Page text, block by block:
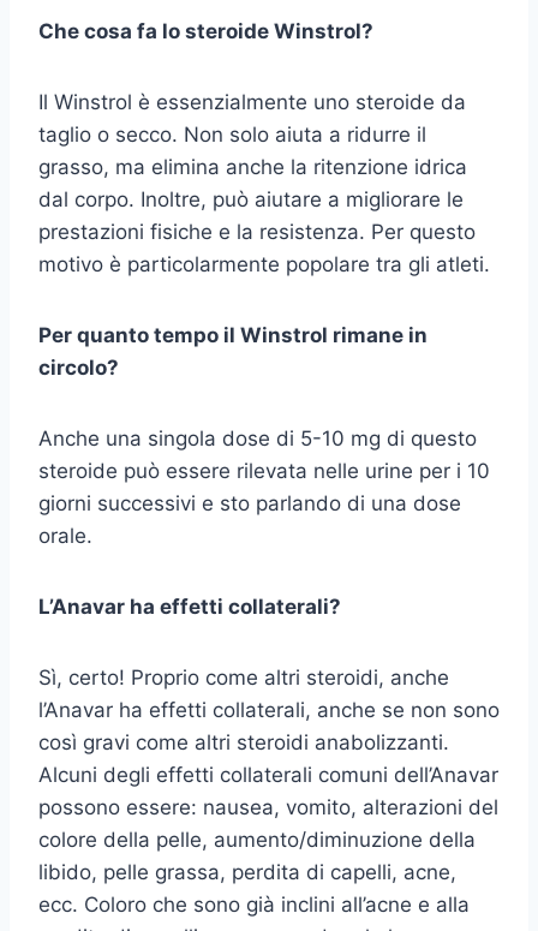
Che cosa fa lo steroide Winstrol?
Il Winstrol è essenzialmente uno steroide da
taglio o secco. Non solo aiuta a ridurre il
grasso, ma elimina anche la ritenzione idrica
dal corpo. Inoltre, può aiutare a migliorare le
prestazioni fisiche e la resistenza. Per questo
motivo è particolarmente popolare tra gli atleti.
Per quanto tempo il Winstrol rimane in
circolo?
Anche una singola dose di 5-10 mg di questo
steroide può essere rilevata nelle urine per i 10
giorni successivi e sto parlando di una dose
orale.
L’Anavar ha effetti collaterali?
Sì, certo! Proprio come altri steroidi, anche
l’Anavar ha effetti collaterali, anche se non sono
così gravi come altri steroidi anabolizzanti.
Alcuni degli effetti collaterali comuni dell’Anavar
possono essere: nausea, vomito, alterazioni del
colore della pelle, aumento/diminuzione della
libido, pelle grassa, perdita di capelli, acne,
ecc. Coloro che sono già inclini all’acne e alla